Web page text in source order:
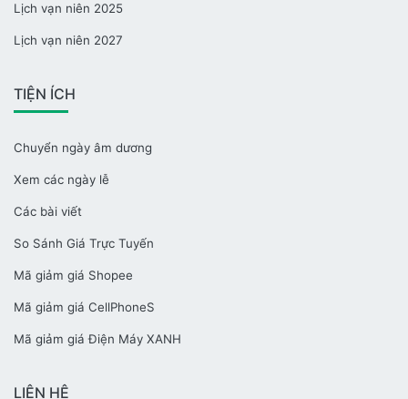
Lịch vạn niên 2025
Lịch vạn niên 2027
TIỆN ÍCH
Chuyển ngày âm dương
Xem các ngày lễ
Các bài viết
So Sánh Giá Trực Tuyến
Mã giảm giá Shopee
Mã giảm giá CellPhoneS
Mã giảm giá Điện Máy XANH
LIÊN HỆ